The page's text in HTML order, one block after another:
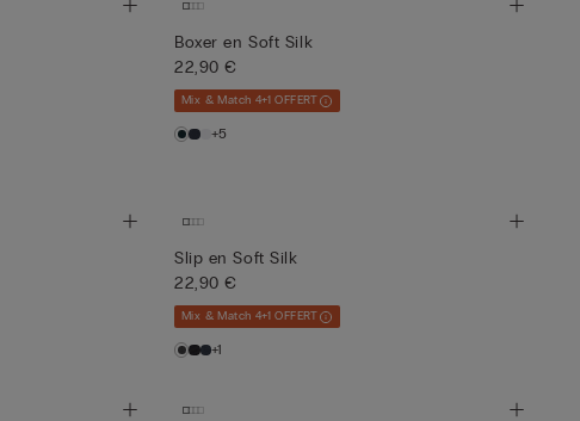
Boxer en Soft Silk
22,90 €
Mix & Match 4+1 OFFERT
+5
Slip en Soft Silk
22,90 €
Mix & Match 4+1 OFFERT
+1